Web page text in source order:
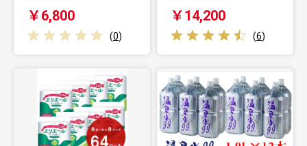
￥6,800
(0)
￥14,200
(6)